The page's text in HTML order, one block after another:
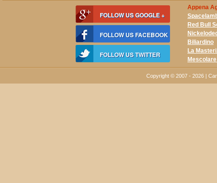
FOLLOW US GOOGLE +
FOLLOW US FACEBOOK
FOLLOW US TWITTER
Appena
Red Bull
Biliardino
La
Copyright © 2007 - 2026 |